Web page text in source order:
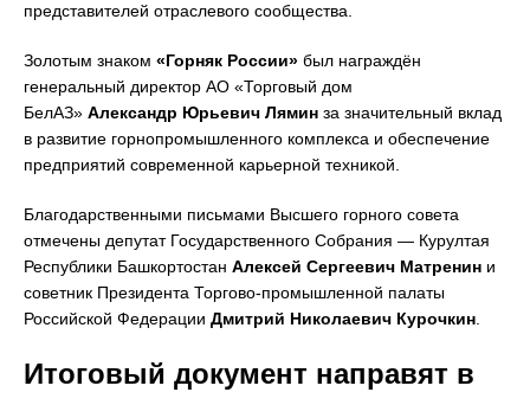
представителей отраслевого сообщества.
Золотым знаком «Горняк России» был награждён
генеральный директор АО «Торговый дом
БелАЗ» Александр Юрьевич Лямин за значительный вклад
в развитие горнопромышленного комплекса и обеспечение
предприятий современной карьерной техникой.
Благодарственными письмами Высшего горного совета
отмечены депутат Государственного Собрания — Курултая
Республики Башкортостан Алексей Сергеевич Матренин и
советник Президента Торгово-промышленной палаты
Российской Федерации Дмитрий Николаевич Курочкин
Итоговый документ направят в